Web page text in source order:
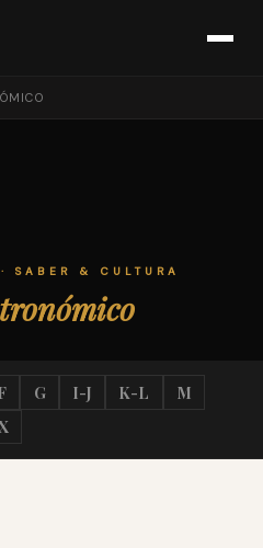
SABER & CULTURA
G I-J K-L
M